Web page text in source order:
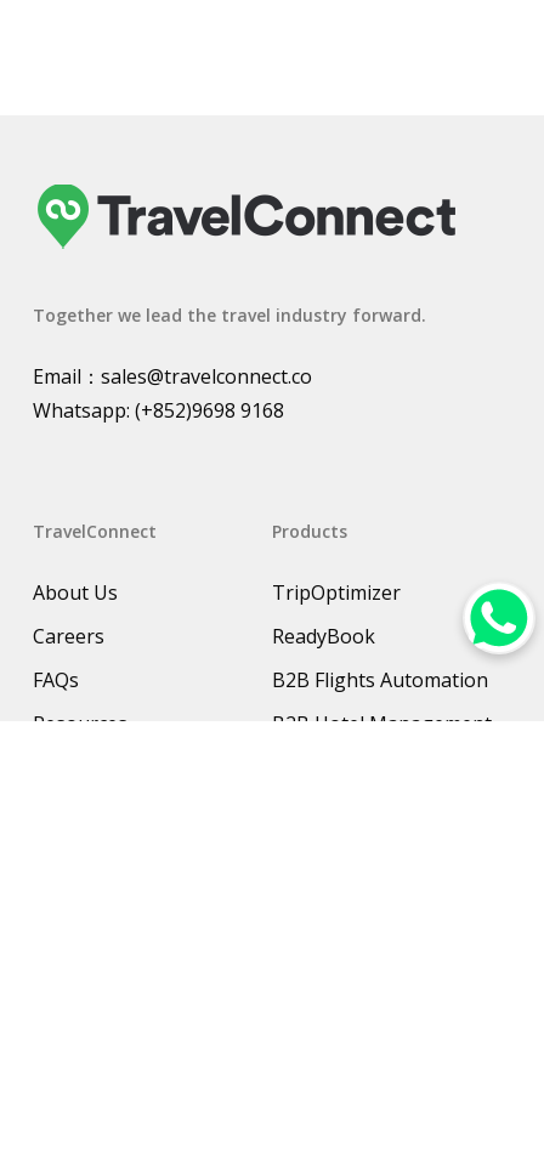
Together we lead the travel industry forward.
Email： sales@travelconnect.co
Whatsapp: (+852)9698 9168
TravelConnect
About Us
Careers
FAQs
Resources
Products
TripOptimizer
ReadyBook
B2B Flights Automation
B2B Hotel Management